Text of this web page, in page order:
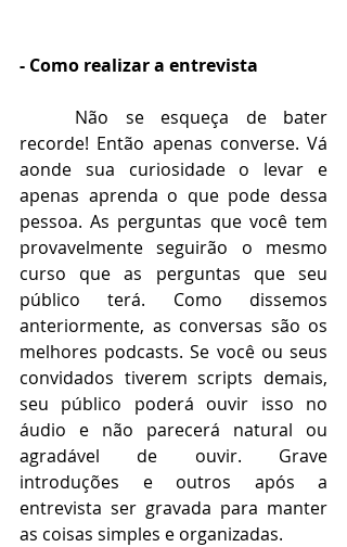
- Como realizar a entrevista
Não se esqueça de bater
recorde! Então apenas converse. Vá
aonde sua curiosidade o levar e
apenas aprenda o que pode dessa
pessoa. As perguntas que você tem
provavelmente seguirão o mesmo
curso que as perguntas que seu
público terá. Como dissemos
anteriormente, as conversas são os
melhores podcasts. Se você ou seus
convidados tiverem scripts demais,
seu público poderá ouvir isso no
áudio e não parecerá natural ou
agradável de ouvir. Grave
introduções e outros após a
entrevista ser gravada para manter
as coisas simples e organizadas.